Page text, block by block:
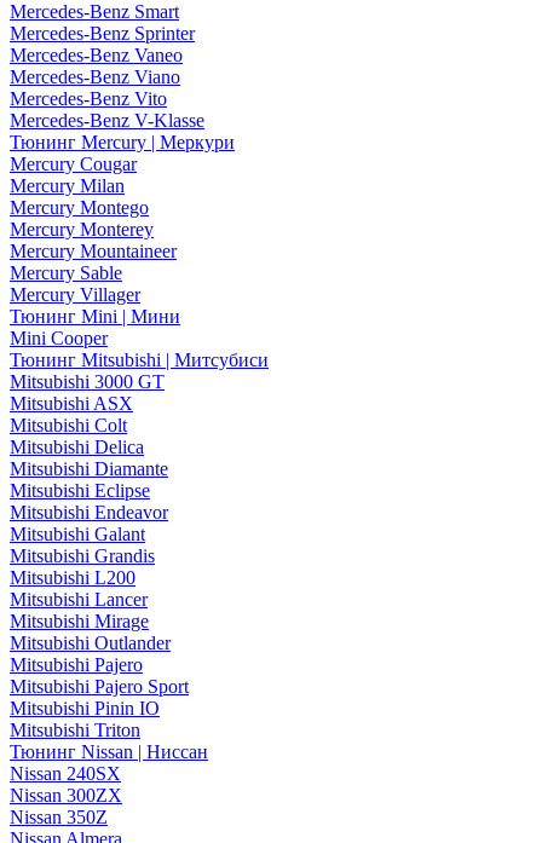
Mercedes-Benz Smart
Mercedes-Benz Sprinter
Mercedes-Benz Vaneo
Mercedes-Benz Viano
Mercedes-Benz Vito
Mercedes-Benz V-Klasse
Тюнинг Mercury | Меркури
Mercury Cougar
Mercury Milan
Mercury Montego
Mercury Monterey
Mercury Mountaineer
Mercury Sable
Mercury Villager
Тюнинг Mini | Мини
Mini Cooper
Тюнинг Mitsubishi | Митсубиси
Mitsubishi 3000 GT
Mitsubishi ASX
Mitsubishi Colt
Mitsubishi Delica
Mitsubishi Diamante
Mitsubishi Eclipse
Mitsubishi Endeavor
Mitsubishi Galant
Mitsubishi Grandis
Mitsubishi L200
Mitsubishi Lancer
Mitsubishi Mirage
Mitsubishi Outlander
Mitsubishi Pajero
Mitsubishi Pajero Sport
Mitsubishi Pinin IO
Mitsubishi Triton
Тюнинг Nissan | Ниссан
Nissan 240SX
Nissan 300ZX
Nissan 350Z
Nissan Almera